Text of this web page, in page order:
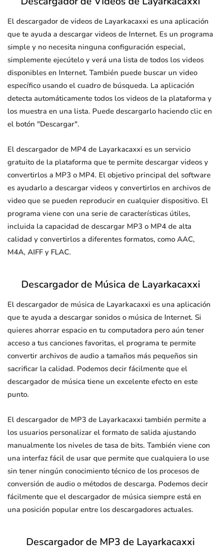
El descargador de videos de Layarkacaxxi es una aplicación
que te ayuda a descargar videos de Internet. Es un programa
simple y no necesita ninguna configuración especial,
simplemente ejecútelo y verá una lista de todos los videos
disponibles en Internet. También puede buscar un video
específico usando el cuadro de búsqueda. La aplicación
detecta automáticamente todos los videos de la plataforma y
los muestra en una lista. Puede descargarlo haciendo clic en
el botón "Descargar".
El descargador de MP4 de Layarkacaxxi es un servicio
gratuito de la plataforma que te permite descargar videos y
convertirlos a MP3 o MP4. El objetivo principal del software
es ayudarlo a descargar videos y convertirlos en archivos de
video que se pueden reproducir en cualquier dispositivo. El
programa viene con una serie de características útiles,
incluida la capacidad de descargar MP3 o MP4 de alta
calidad y convertirlos a diferentes formatos, como AAC,
M4A, AIFF y FLAC.
Descargador de Música de Layarkacaxxi
El descargador de música de Layarkacaxxi es una aplicación
que te ayuda a descargar sonidos o música de Internet. Si
quieres ahorrar espacio en tu computadora pero aún tener
acceso a tus canciones favoritas, el programa te permite
convertir archivos de audio a tamaños más pequeños sin
sacrificar la calidad. Podemos decir fácilmente que el
descargador de música tiene un excelente efecto en este
punto.
El descargador de MP3 de Layarkacaxxi también permite a
los usuarios personalizar el formato de salida ajustando
manualmente los niveles de tasa de bits. También viene con
una interfaz fácil de usar que permite que cualquiera lo use
sin tener ningún conocimiento técnico de los procesos de
conversión de audio o métodos de descarga. Podemos decir
fácilmente que el descargador de música siempre está en
una posición popular entre los descargadores actuales.
Descargador de MP3 de Layarkacaxxi